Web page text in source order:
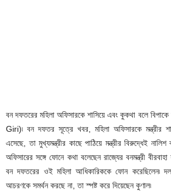
বন দফতরের মহিলা অফিসারকে শাসিয়ে এবং কুকথা বলে
Giri)৷ বন দফতর সূত্রে খবর, মহিলা অফিসারকে মন্ত্রীর
এসেছে, তা মুখ্যমন্ত্রীর কাছে পাঠিয়ে মন্ত্রীর বিরুদ্ধেই
অফিসারের সঙ্গে ফোনে কথা বলেছেন রাজ্যের বনমন্ত্রী
বন দফতরের ওই মহিলা আধিকারিককে ফোন করেছিলেন৷
আচরণকে সমর্থন করছে না, তা স্পষ্ট করে দিয়েছেন কুণাল৷